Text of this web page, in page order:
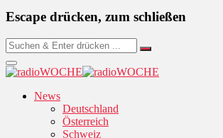
Escape drücken, zum schließen
News
Deutschland
Österreich
Schweiz